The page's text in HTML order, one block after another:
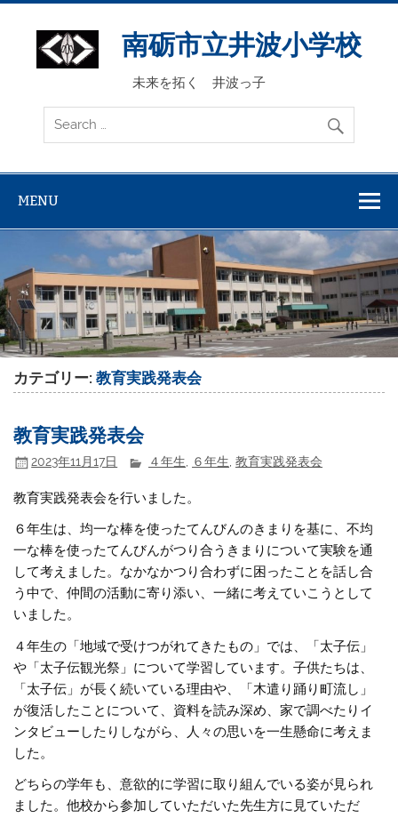
Skip
content
南砺市立井波小学校
未来を拓く 井波っ子
MENU
カテゴリー:教育実践発表会
教育実践発表会
2023年11月17日 ４年生 ６年生 ,教育実践発表会
教育実践発表会を行いました。
６年生は、均一な棒を使ったてんびんのきまりを基に、不均
一な棒を使ったてんびんがつり合うきまりについて実験を通
して考えました。なかなかつり合わずに困ったことを話し合
う中で、仲間の活動に寄り添い、一緒に考えていこうとして
いました。
４年生の「地域で受けつがれてきたもの」では、「太子伝」
や「太子伝観光祭」について学習しています。子供たちは、
「太子伝」が長く続いている理由や、「木遣り踊り町流し」
が復活したことについて、資料を読み深め、家で調べたりイ
ンタビューしたりしながら、人々の思いを一生懸命に考えま
した。
どちらの学年も、意欲的に学習に取り組んでいる姿が見られ
ました。他校から参加していただいた先生方に見ていただ